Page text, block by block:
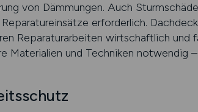
von Dämmungen. Auch
erforderlich.
Reparaturarbeiten wirtschaftlich
Materialien und Techniken notwendig